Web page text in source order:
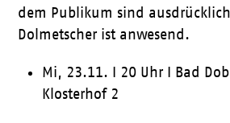
dem Publikum sind
Dolmetscher ist anwesend.
Mi, 23.11. I 20 Uhr I Bad
Klosterhof 2